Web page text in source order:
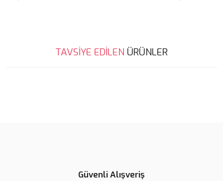
Bu ürünün fiyat bilgisi, resim, ürün açıklamalarında ve diğer
konularda yetersiz gördüğünüz noktaları öneri formunu kullanarak
TAVSİYE EDİLEN ÜRÜNLER
Güvenli Alışveriş